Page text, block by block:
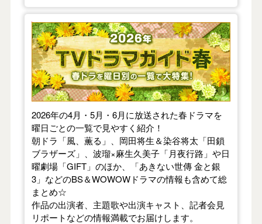
【2026年春】TVドラマガイド
2026年の4月・5月・6月に放送された春ドラマを
曜日ごとの一覧で見やすく紹介！
朝ドラ「風、薫る」、岡田将生＆染谷将太「田鎖
ブラザーズ」、波瑠×麻生久美子「月夜行路」や日
曜劇場「GIFT」のほか、「あきない世傳 金と銀
3」などのBS＆WOWOWドラマの情報も含めて総
まとめ☆
作品の出演者、主題歌や出演キャスト、記者会見
リポートなどの情報満載でお届けします。